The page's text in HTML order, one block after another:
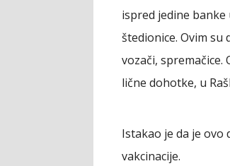
ispred jedine
štedionice. Ovim
vozači,
lične dohotke, u
Istakao je da je
vakcinacije.